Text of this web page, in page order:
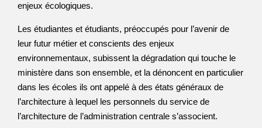
enjeux écologiques.
Les étudiantes et étudiants, préoccupés pour l’avenir de
leur futur métier et conscients des enjeux
environnementaux, subissent la dégradation qui touche le
ministère dans son ensemble, et la dénoncent en particulier
dans les écoles ils ont appelé à des états généraux de
l’architecture à lequel les personnels du service de
l’architecture de l’administration centrale s’associent.